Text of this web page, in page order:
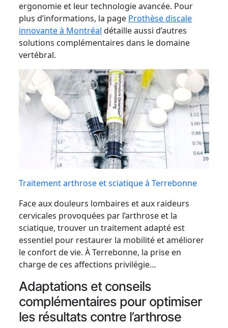
ergonomie et leur technologie avancée. Pour
plus d’informations, la page Prothèse discale
innovante à Montréal détaille aussi d’autres
solutions complémentaires dans le domaine
vertébral.
Traitement arthrose et sciatique à Terrebonne
Face aux douleurs lombaires et aux raideurs
cervicales provoquées par l’arthrose et la
sciatique, trouver un traitement adapté est
essentiel pour restaurer la mobilité et améliorer
le confort de vie. À Terrebonne, la prise en
charge de ces affections privilégie…
Adaptations et conseils
complémentaires pour optimiser
les résultats contre l’arthrose